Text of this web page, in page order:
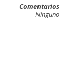
Comentarios
Ninguno